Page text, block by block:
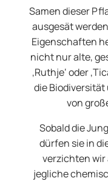
Samen dieser
ausgesät
Eigenschaften
nicht nur alte,
‚Ruthje‘ oder
die
von
Sobald die
dürfen sie in
verzichten wir
jegliche